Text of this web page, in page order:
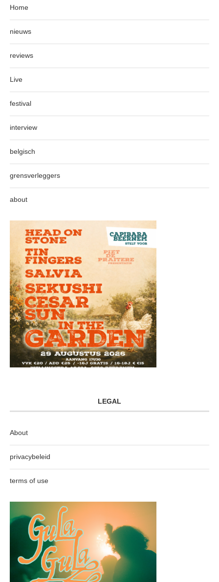
Home
nieuws
reviews
Live
festival
interview
belgisch
grensverleggers
about
LEGAL
About
privacybeleid
terms of use